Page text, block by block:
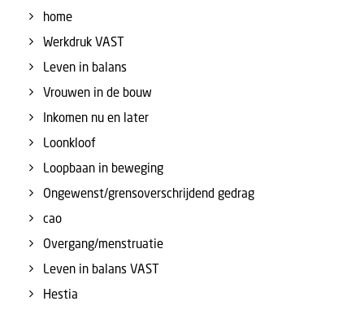
home
Werkdruk VAST
Leven in balans
Vrouwen in de bouw
Inkomen nu en later
Loonkloof
Loopbaan in beweging
Ongewenst/grensoverschrijdend gedrag
cao
Overgang/menstruatie
Leven in balans VAST
Hestia